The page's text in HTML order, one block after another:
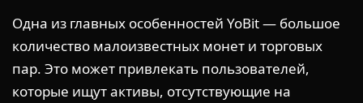
Одна из главных особенностей YoBit — большое
количество малоизвестных монет и торговых
пар. Это может привлекать пользователей,
которые ищут активы, отсутствующие на